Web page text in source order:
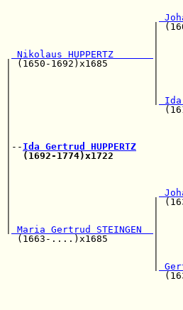
Nikolaus HUPPERTZ
| (1650-
|                         |
|
|
|-- Ida Gertrud HUPPERTZ
(1692-1774)x1722
|
|
Maria Gertrud STEINGEN
(1663-....)x1685